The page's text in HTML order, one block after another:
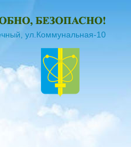
ул.Коммунальная-10